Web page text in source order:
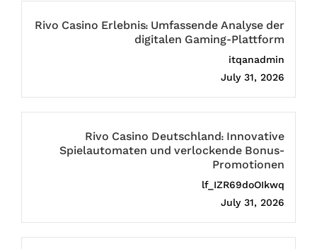
Rivo Casino Erlebnis: Umfassende Analyse der
digitalen Gaming-Plattform
itqanadmin
July 31, 2026
Rivo Casino Deutschland: Innovative
Spielautomaten und verlockende Bonus-
Promotionen
lf_IZR69doOIkwq
July 31, 2026